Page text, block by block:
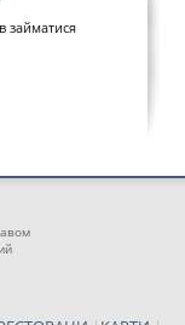
займатися